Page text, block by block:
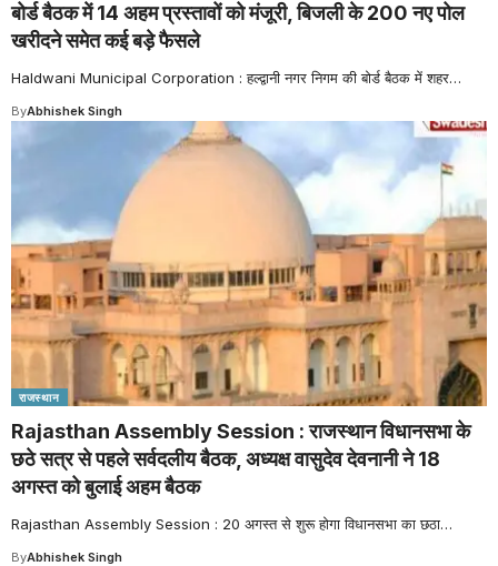
बोर्ड बैठक में 14 अहम प्रस्तावों को मंजूरी, बिजली के 200 नए पोल
खरीदने समेत कई बड़े फैसले
Haldwani Municipal Corporation : हल्द्वानी नगर निगम की बोर्ड बैठक में शहर…
ByAbhishek Singh
राजस्थान
Rajasthan Assembly Session : राजस्थान विधानसभा के
छठे सत्र से पहले सर्वदलीय बैठक, अध्यक्ष वासुदेव देवनानी ने 18
अगस्त को बुलाई अहम बैठक
Rajasthan Assembly Session : 20 अगस्त से शुरू होगा विधानसभा का छठा…
ByAbhishek Singh